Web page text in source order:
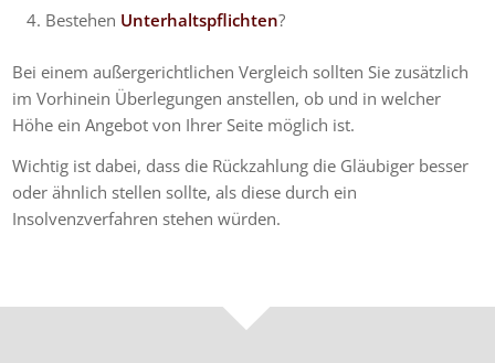
Bestehen Unterhaltspflichten?
Bei einem außergerichtlichen Vergleich sollten Sie zusätzlich
im Vorhinein Überlegungen anstellen, ob und in welcher
Höhe ein Angebot von Ihrer Seite möglich ist.
Wichtig ist dabei, dass die Rückzahlung die Gläubiger besser
oder ähnlich stellen sollte, als diese durch ein
Insolvenzverfahren stehen würden.